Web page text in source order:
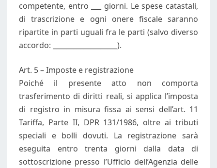
competente, entro ___ giorni. Le spese catastali,
di trascrizione e ogni onere fiscale saranno
ripartite in parti uguali fra le parti (salvo diverso
accordo: ___________________).
Art. 5 – Imposte e registrazione
Poiché il presente atto non comporta
trasferimento di diritti reali, si applica l’imposta
di registro in misura fissa ai sensi dell’art. 11
Tariffa, Parte II, DPR 131/1986, oltre ai tributi
speciali e bolli dovuti. La registrazione sarà
eseguita entro trenta giorni dalla data di
sottoscrizione presso l’Ufficio dell’Agenzia delle